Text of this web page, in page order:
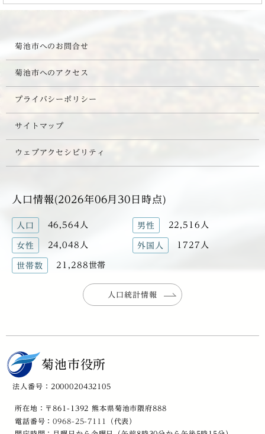
菊池市へのお問合せ
菊池市へのアクセス
プライバシーポリシー
サイトマップ
ウェブアクセシビリティ
人口情報(2026年06月30日時点)
人口 46,564人 男性 22,516人
女性 24,048人 外国人 1727人
世帯数 21,288世帯
人口統計情報
菊池市役所
法人番号：2000020432105
所在地：〒861-1392 熊本県菊池市隈府888
電話番号：0968-25-7111
（代表）